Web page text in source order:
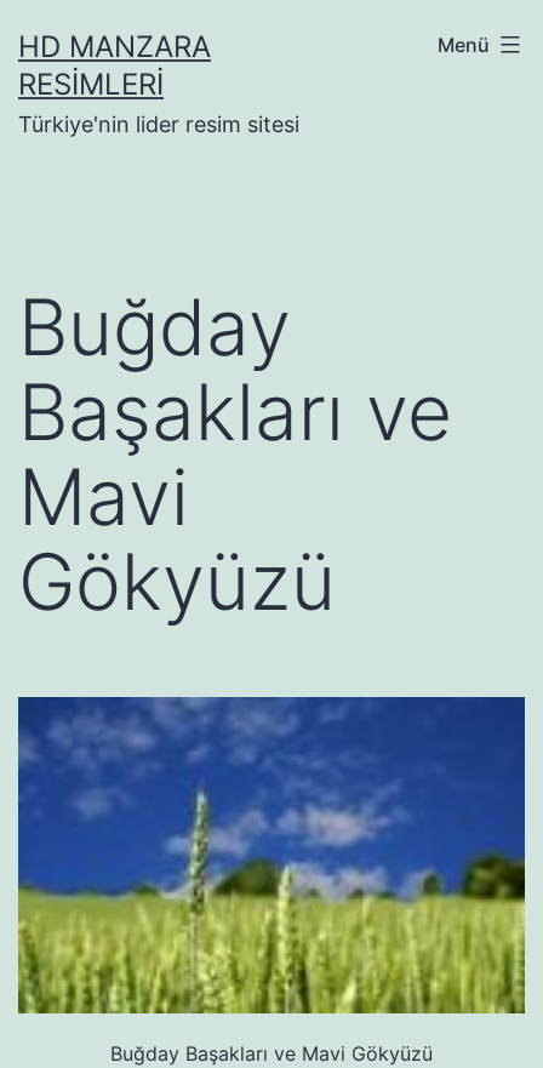
geçHD MANZARA
RESIMLERI
Türkiye'nin lider resim sitesi
Menü
Buğday
Başakları ve
Mavi
Gökyüzü
Buğday Başakları ve Mavi Gökyüzü